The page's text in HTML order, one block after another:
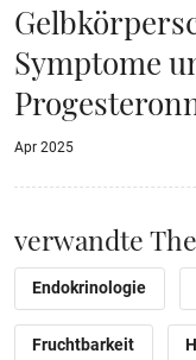
Symptome
Apr 2025
verwandte
Endokrinologie
Fruchtbarkeit